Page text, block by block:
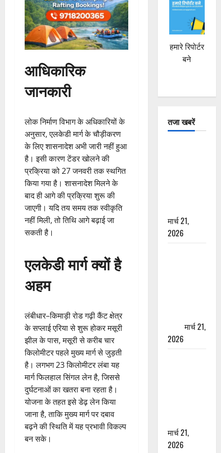
आधिकारिक
जानकारी
लोक निर्माण विभाग के अधिकारियों के
अनुसार, एलकेडी मार्ग के चौड़ीकरण
के लिए शासनादेश अभी जारी नहीं हुआ
है। इसी कारण टेंडर खोलने की
प्रक्रिया को 27 जनवरी तक स्थगित
किया गया है। शासनादेश मिलने के
बाद ही आगे की प्रक्रिया शुरू की
जाएगी। यदि तय समय तक स्वीकृति
नहीं मिली, तो तिथि आगे बढ़ाई जा
सकती है।
एलकेडी मार्ग क्यों है
अहम
लंबीधार–किमाड़ी रोड गढ़ी कैंट क्षेत्र
के सप्लाई एरिया से शुरू होकर मसूरी
झील के पास, मसूरी से करीब चार
किलोमीटर पहले मुख्य मार्ग से जुड़ती
है। लगभग 23 किलोमीटर लंबा यह
मार्ग फिलहाल सिंगल लेन है, जिससे
दुर्घटनाओं का खतरा बना रहता है।
योजना के तहत इसे डेढ़ लेन किया
जाना है, ताकि मुख्य मार्ग पर दबाव
बढ़ने की स्थिति में यह प्रभावी विकल्प
बन सके।
हमारे रिपोर्टर
बने
तजा खबरें
मार्च 21,
2026
मार्च 21,
2026
मार्च 21,
2026